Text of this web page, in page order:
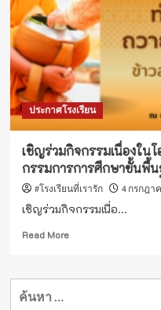
เข้ม
รอบ
ที่
3
ครู
เอก
วัฒน์
มะตาด
ประกาศโรงเรียน
เชิญร่วมกิจกรรมเนื่องใน
กรรมการการศึกษาขั้นพื้
#โรงเรียนที่เรารัก 4 กรกฎา
เชิญร่วมกิจกรรมเนื่อ...
Read MoreRead
เชิญ
ค้นหา